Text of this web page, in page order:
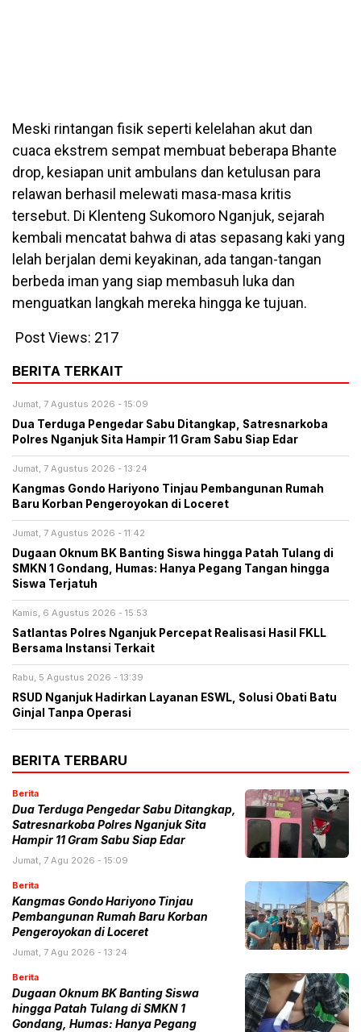
Meski rintangan fisik seperti kelelahan akut dan
cuaca ekstrem sempat membuat beberapa Bhante
drop, kesiapan unit ambulans dan ketulusan para
relawan berhasil melewati masa-masa kritis
tersebut. Di Klenteng Sukomoro Nganjuk, sejarah
kembali mencatat bahwa di atas sepasang kaki yang
lelah berjalan demi keyakinan, ada tangan-tangan
berbeda iman yang siap membasuh luka dan
menguatkan langkah mereka hingga ke tujuan.
Post Views: 217
BERITA TERKAIT
Jumat, 7 Agustus 2026 - 15:09
Dua Terduga Pengedar Sabu Ditangkap, Satresnarkoba
Polres Nganjuk Sita Hampir 11 Gram Sabu Siap Edar
Jumat, 7 Agustus 2026 - 13:24
Kangmas Gondo Hariyono Tinjau Pembangunan Rumah
Baru Korban Pengeroyokan di Loceret
Jumat, 7 Agustus 2026 - 11:42
Dugaan Oknum BK Banting Siswa hingga Patah Tulang di
SMKN 1 Gondang, Humas: Hanya Pegang Tangan hingga
Siswa Terjatuh
Kamis, 6 Agustus 2026 - 15:53
Satlantas Polres Nganjuk Percepat Realisasi Hasil FKLL
Bersama Instansi Terkait
Rabu, 5 Agustus 2026 - 13:39
RSUD Nganjuk Hadirkan Layanan ESWL, Solusi Obati Batu
Ginjal Tanpa Operasi
BERITA TERBARU
Berita
Dua Terduga Pengedar Sabu Ditangkap,
Satresnarkoba Polres Nganjuk Sita
Hampir 11 Gram Sabu Siap Edar
Jumat, 7 Agu 2026 - 15:09
Berita
Kangmas Gondo Hariyono Tinjau
Pembangunan Rumah Baru Korban
Pengeroyokan di Loceret
Jumat, 7 Agu 2026 - 13:24
Berita
Dugaan Oknum BK Banting Siswa
hingga Patah Tulang di SMKN 1
Gondang, Humas: Hanya Pegang